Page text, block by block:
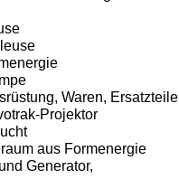
Waren, Ersatzteile
Projektor
aus Formenergie
Generator,